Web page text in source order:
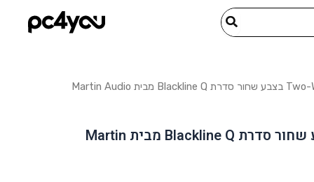
רמקול קולונה 6×2 אינץ פאסיבית Two-Way בצבע שחור סדרת Blackline Q מבית Martin